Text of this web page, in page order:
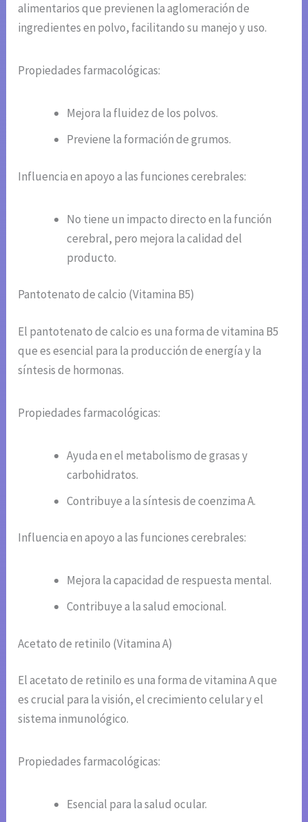
alimentarios que previenen la aglomeración de
ingredientes en polvo, facilitando su manejo y uso.
Propiedades farmacológicas:
Mejora la fluidez de los polvos.
Previene la formación de grumos.
Influencia en apoyo a las funciones cerebrales:
No tiene un impacto directo en la función
cerebral, pero mejora la calidad del
producto.
Pantotenato de calcio (Vitamina B5)
El pantotenato de calcio es una forma de vitamina B5
que es esencial para la producción de energía y la
síntesis de hormonas.
Propiedades farmacológicas:
Ayuda en el metabolismo de grasas y
carbohidratos.
Contribuye a la síntesis de coenzima A.
Influencia en apoyo a las funciones cerebrales:
Mejora la capacidad de respuesta mental.
Contribuye a la salud emocional.
Acetato de retinilo (Vitamina A)
El acetato de retinilo es una forma de vitamina A que
es crucial para la visión, el crecimiento celular y el
sistema inmunológico.
Propiedades farmacológicas:
Esencial para la salud ocular.